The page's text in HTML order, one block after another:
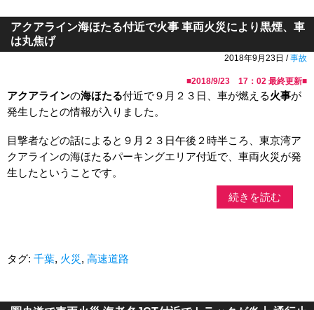
アクアライン海ほたる付近で火事 車両火災により黒煙、車
は丸焦げ
2018年9月23日 /事故
■2018/9/23 17：02 最終更新■
アクアラインの海ほたる付近で９月２３日、車が燃える火事が
発生したとの情報が入りました。
目撃者などの話によると９月２３日午後２時半ころ、東京湾ア
クアラインの海ほたるパーキングエリア付近で、車両火災が発
生したということです。
続きを読む
タグ: 千葉, 火災, 高速道路